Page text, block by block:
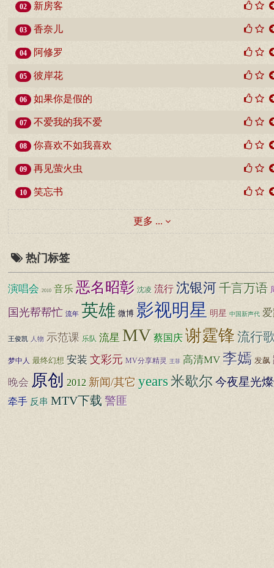
02 新房客
03 香奈儿
04 阿修罗
05 彼岸花
06 如果你是假的
07 不爱我的我不爱
08 你喜欢不如我喜欢
09 再见萤火虫
10 笑忘书
更多 ...
热门标签
演唱会 2010 音乐 恶名昭彰 沈凌 流行 沈银河千言万语
国光帮帮忙 流年 英雄 微博 影视明星 明星 中国新声代
王俊凯 人物 示范课 乐队 流星 MV 蔡国庆 谢霆锋 流行
梦中人 最终幻想 安装 文彩元 MV分享精灵 王菲 高清MV 李嫣 发飙
晚会 原创 2012 新闻/其它 years米歇尔今夜星光
牵手 反串 MTV下载 警匪